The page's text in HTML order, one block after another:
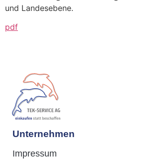
und Landesebene.
pdf
Unternehmen
Impressum